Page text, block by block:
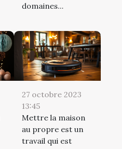
domaines...
27 octobre 2023
13:45
Mettre la maison
au propre est un
travail qui est